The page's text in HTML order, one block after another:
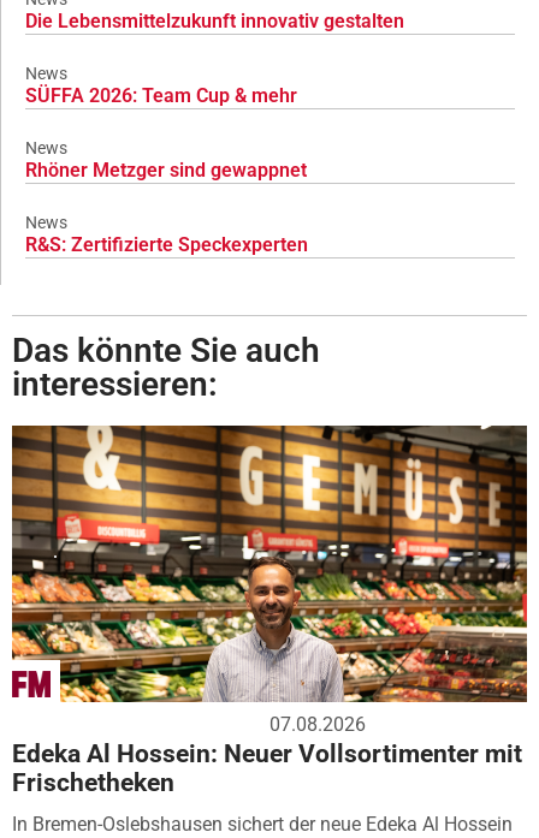
Die Lebensmittelzukunft innovativ gestalten
News
SÜFFA 2026: Team Cup & mehr
News
Rhöner Metzger sind gewappnet
News
R&S: Zertifizierte Speckexperten
Das könnte Sie auch
interessieren:
07.08.2026
Edeka Al Hossein: Neuer Vollsortimenter mit
Frischetheken
In Bremen-Oslebshausen sichert der neue Edeka Al Hossein